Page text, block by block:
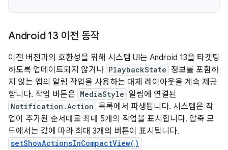
Android 13 이전 동작
이전 버전과의 호환성을 위해 시스템 UI는 Android 13을 타겟팅
하도록 업데이트되지 않거나 PlaybackState 정보를 포함하
지 않는 앱의 알림 작업을 사용하는 대체 레이아웃을 계속 제공
합니다. 작업 버튼은 MediaStyle 알림에 연결된
Notification.Action 목록에서 파생됩니다. 시스템은 작
업이 추가된 순서대로 최대 5개의 작업을 표시합니다. 압축 모
드에서는 값에 따라 최대 3개의 버튼이 표시됩니다.
setShowActionsInCompactView()